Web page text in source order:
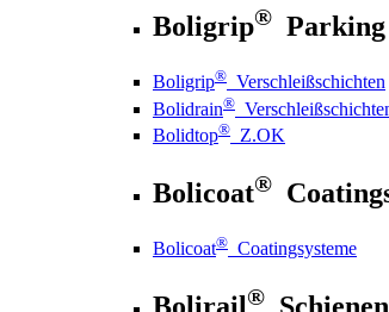
Boligrip® Parking
Boligrip® Verschleißschichten
Bolidrain®
Bolidtop® Z.OK
Bolicoat®
Bolicoat® Coatingsysteme
®